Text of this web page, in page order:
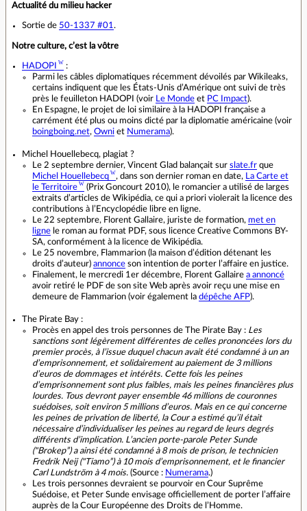
Actualité du milieu hacker
Sortie de 50-1337 #01 .
Notre culture, c’est la vôtre
HADOPI
:
Parmi les câbles diplomatiques récemment dévoilés par Wikileaks,
certains indiquent que les États-Unis d’Amérique ont suivi de très
près le feuilleton HADOPI (voir
Le Monde et PC Impact).
En Espagne, le projet de loi similaire à la HADOPI française a
carrément été plus ou moins dicté par la diplomatie américaine (voir
boingboing.net, Owni et Numerama).
Michel Houellebecq, plagiat ?
Le 2 septembre dernier, Vincent Glad balançait sur slate.fr que
Michel Houellebecq
, dans son dernier roman en date,
La Carte et
le Territoire
(Prix Goncourt 2010), le romancier a utilisé de larges
extraits d’articles de Wikipédia, ce qui a priori violerait la licence des
contributions à l’Encyclopédie libre en ligne.
Le 22 septembre, Florent Gallaire, juriste de formation, met en
ligne le roman au format PDF, sous licence Creative Commons BY-
SA, conformément à la licence de Wikipédia.
Le 25 novembre, Flammarion (la maison d’édition détenant les
droits d’auteur) annonce son intention de porter l’affaire en justice.
Finalement, le mercredi 1er décembre, Florent Gallaire a annoncé
avoir retiré le PDF de son site Web après avoir reçu une mise en
demeure de Flammarion (voir également la dépêche AFP).
The Pirate Bay :
Procès en appel des trois personnes de The Pirate Bay : Les
sanctions sont légèrement différentes de celles prononcées lors du
premier procès, à l’issue duquel chacun avait été condamné à un an
d’emprisonnement, et solidairement au paiement de 3 millions
d’euros de dommages et intérêts. Cette fois les peines
d’emprisonnement sont plus faibles, mais les peines financières plus
lourdes. Tous devront payer ensemble 46 millions de couronnes
suédoises, soit environ 5 millions d’euros. Mais en ce qui concerne
les peines de privation de liberté, la Cour a estimé qu’il était
nécessaire d’individualiser les peines au regard de leurs degrés
différents d’implication. L’ancien porte-parole Peter Sunde
("Brokep”) a ainsi été condamné à 8 mois de prison, le technicien
Fredrik Neij ("Tiamo”) à 10 mois d’emprisonnement, et le financier
Carl Lundström à 4 mois. (Source : Numerama.)
Les trois personnes devraient se pourvoir en Cour Suprême
Suédoise, et Peter Sunde envisage officiellement de porter l’affaire
auprès de la Cour Européenne des Droits de l’Homme.